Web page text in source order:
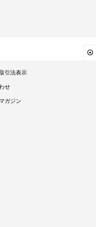
引法表示
せ
ガジン